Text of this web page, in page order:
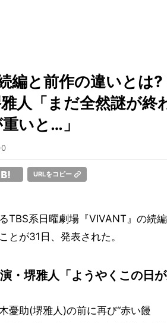
編と前作の違いとは
人「まだ全然謎が終
いと…」
URLをコピー
TBS系日曜劇場『VIVANT』の続
とが31日、発表された。
・堺雅人「ようやくこの日が
憂助(堺雅人)の前に再び“赤い饅